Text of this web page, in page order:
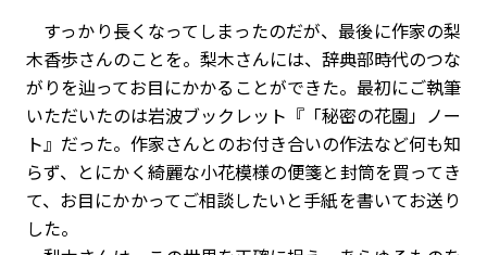
すっかり長くなってしまったのだが、最後に作家の梨
木香歩さんのことを。梨木さんには、辞典部時代のつな
がりを辿ってお目にかかることができた。最初にご執筆
いただいたのは岩波ブックレット『「秘密の花園」ノー
ト』だった。作家さんとのお付き合いの作法など何も知
らず、とにかく綺麗な小花模様の便箋と封筒を買ってき
て、お目にかかってご相談したいと手紙を書いてお送り
した。